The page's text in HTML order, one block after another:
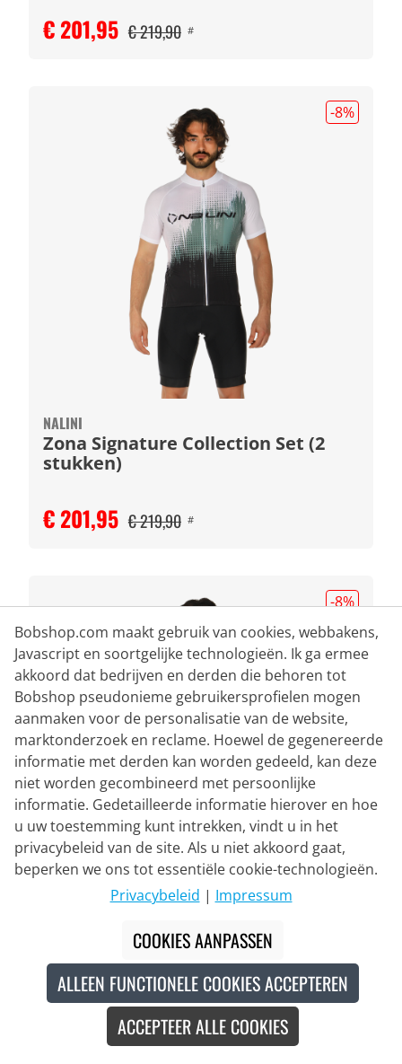
€ 201,95 € 219,90 #
-8%
NALINI
Zona Signature Collection Set (2
stukken)
€ 201,95 € 219,90 #
-8%
Zona Signature Collection Set (2
€ 201,95 € 219,90 #
Bobshop.com maakt gebruik van cookies, webbakens,
Javascript en soortgelijke technologieën. Ik ga ermee
akkoord dat bedrijven en derden die behoren tot
Bobshop pseudonieme gebruikersprofielen mogen
aanmaken voor de personalisatie van de website,
marktonderzoek en reclame. Hoewel de gegenereerde
informatie met derden kan worden gedeeld, kan deze
niet worden gecombineerd met persoonlijke
informatie. Gedetailleerde informatie hierover en hoe
u uw toestemming kunt intrekken, vindt u in het
privacybeleid van de site. Als u niet akkoord gaat,
beperken we ons tot essentiële cookie-technologieën.
Privacybeleid | Impressum
COOKIES AANPASSEN
ALLEEN FUNCTIONELE COOKIES ACCEPTEREN
ACCEPTEER ALLE COOKIES